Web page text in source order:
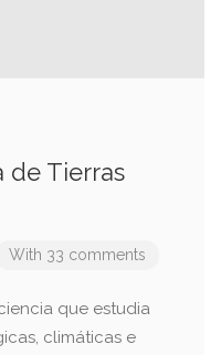
de Tierras
With 33 comments
que estudia
climáticas e